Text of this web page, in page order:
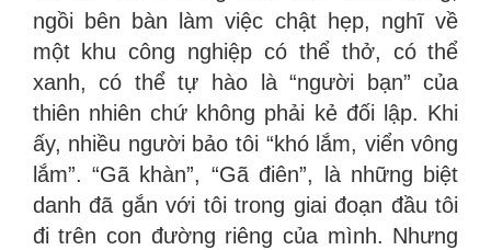
ngồi bên bàn làm việc chật hẹp, nghĩ về
một khu công nghiệp có thể thở, có thể
xanh, có thể tự hào là “người bạn” của
thiên nhiên chứ không phải kẻ đối lập. Khi
ấy, nhiều người bảo tôi “khó lắm, viển vông
lắm”. “Gã khàn”, “Gã điên”, là những biệt
danh đã gắn với tôi trong giai đoạn đầu tôi
đi trên con đường riêng của mình. Nhưng